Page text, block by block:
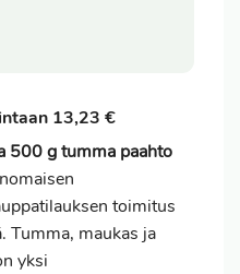
13,23 €
500 g tumma paahto
toimitus
Tumma, maukas ja
yksi